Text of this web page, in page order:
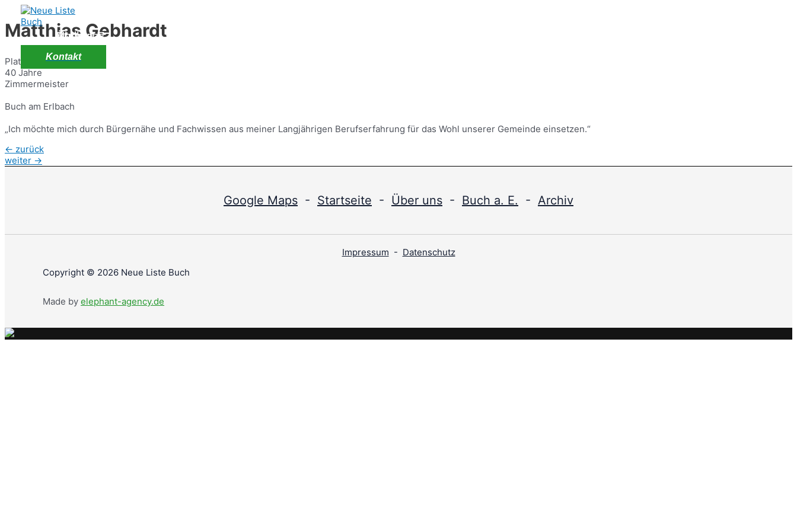
Zum
Inhalt
springen
Über uns
Buch a.E.
Archiv
Kontakt
Matthias Gebhardt
Platz 15
40 Jahre
Zimmermeister
Buch am Erlbach
„Ich möchte mich durch Bürgernähe und Fachwissen aus meiner Langjährigen Berufserfahrung für das Wohl unserer Gemeinde einsetzen.“
Beitragsnavigation
← zurück
weiter →
Google Maps - Startseite - Über uns - Buch a. E. - Archiv
Impressum - Datenschutz
Copyright © 2026 Neue Liste Buch
Made by elephant-agency.de